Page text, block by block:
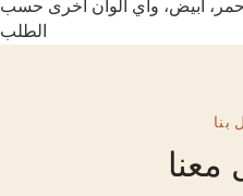
أحمر، أبيض، وأي ألوان أخرى حسب
الطلب
بنا
معنا